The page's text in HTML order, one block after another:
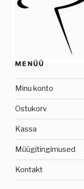
MENÜÜ
Minu konto
Ostukorv
Kassa
Müügitingimused
Kontakt